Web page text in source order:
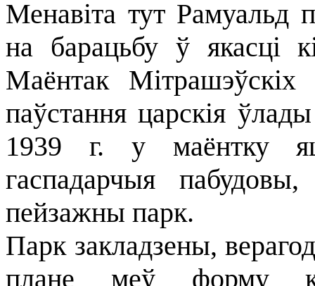
Менавіта тут Рамуальд
на барацьбу ў якасці
Маёнтак
паўстання царскія
1939 г. у маёнтку
гаспадарчыя
пейзажны парк.
Парк закладзены,
плане меў форму